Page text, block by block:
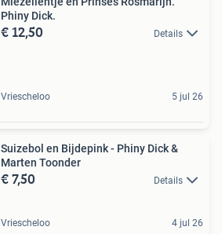
Phiny Dick.
€ 12,50 Details
Vriescheloo 5 jul 26
Suizebol en Bijdepink - Phiny Dick &
Marten Toonder
€ 7,50 Details
Vriescheloo 4 jul 26